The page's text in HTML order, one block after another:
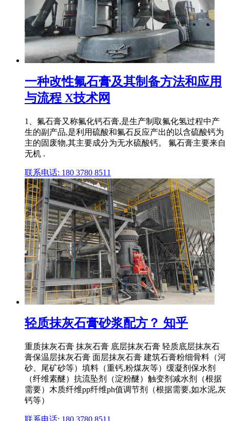
一种改性氟石膏及其制备方法和应用
与流程 X技术网
1、氟石膏又称氟化钙石膏,是生产制取氟化氢过程中产
生的副产品,是利用硫酸和氟石反应产出的以含硫酸钙为
主的固废物,其主要成分为无水硫酸钙。 氟石膏主要来自
无机 .
联系电话: 180 3780 8511
轻质抹灰石膏砂浆配方？ 知乎
重质抹灰石膏 抹灰石膏 底层抹灰石膏 轻质底层抹灰石
膏保温层抹灰石膏 面层抹灰石膏 建筑石膏粉细骨料（河
砂、尾矿砂等）填料（重钙,粉煤灰等）缓凝剂保水剂
（纤维素醚）抗流坠剂（淀粉醚）触变剂减水剂（根据
需要）木质纤维pp纤维ph值调节剂（根据需要,如水泥,灰
钙等）
联系电话: 180 3780 8511